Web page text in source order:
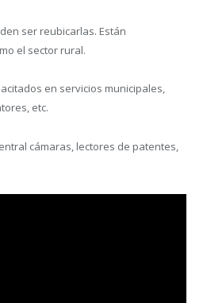
ser reubicarlas. Están
el sector rural.
en servicios municipales,
etc.
cámaras, lectores de patentes,